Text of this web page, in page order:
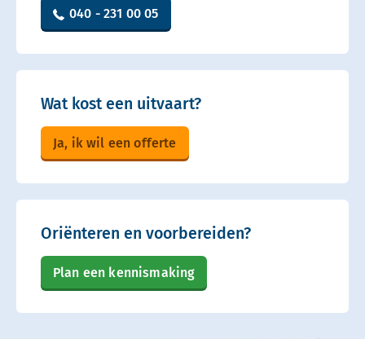
040 - 231 00 05
Wat kost een uitvaart?
Ja, ik wil een offerte
Oriënteren en voorbereiden?
Plan een kennismaking